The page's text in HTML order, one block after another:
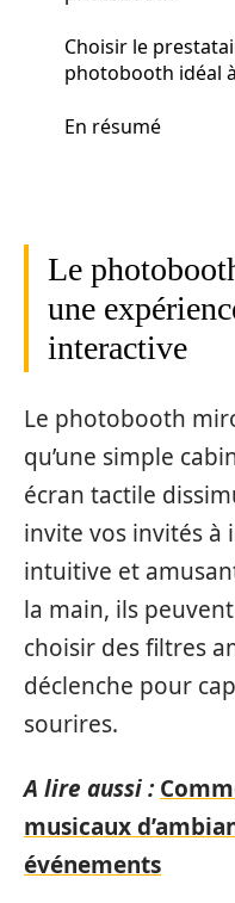
Choisir le
photobooth idéal
En résumé
Le
une
interactive
Le photobooth
qu’une simple
écran tactile
invite vos invités à
intuitive et
la main, ils
choisir des filtres
déclenche pour
sourires.
A lire aussi :
musicaux
événements